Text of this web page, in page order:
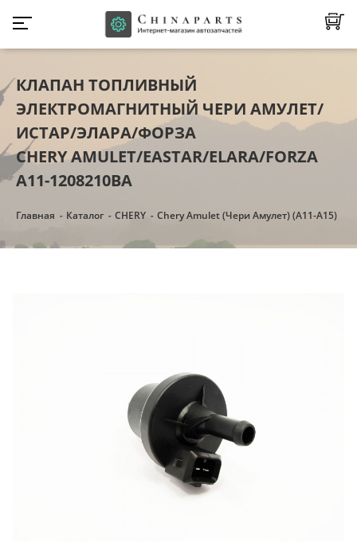
КЛАПАН ТОПЛИВНЫЙ
ЭЛЕКТРОМАГНИТНЫЙ ЧЕРИ АМУЛЕТ/
ИСТАР/ЭЛАРА/ФОРЗА
CHERY AMULET/EASTAR/ELARA/FORZA
A11-1208210BA
Главная Каталог CHERY Chery Amulet (Чери Амулет) (А11-А15)